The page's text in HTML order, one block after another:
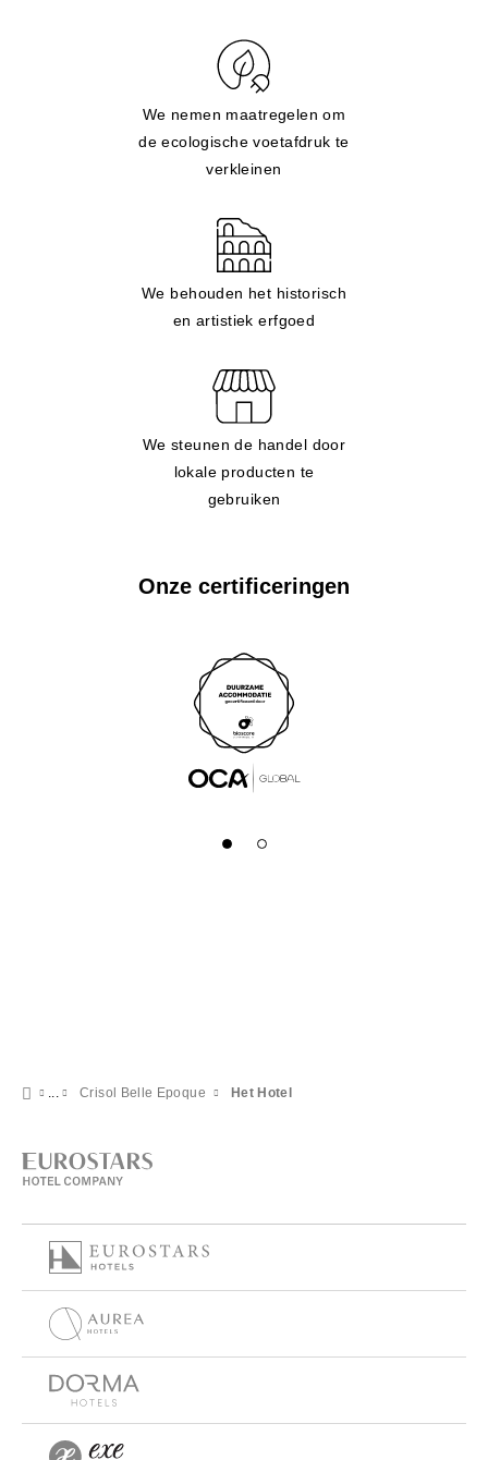
We nemen maatregelen om
de ecologische voetafdruk te
verkleinen
We behouden het historisch
en artistiek erfgoed
We steunen de handel door
lokale producten te
gebruiken
Onze certificeringen
Crisol Belle Epoque Het Hotel